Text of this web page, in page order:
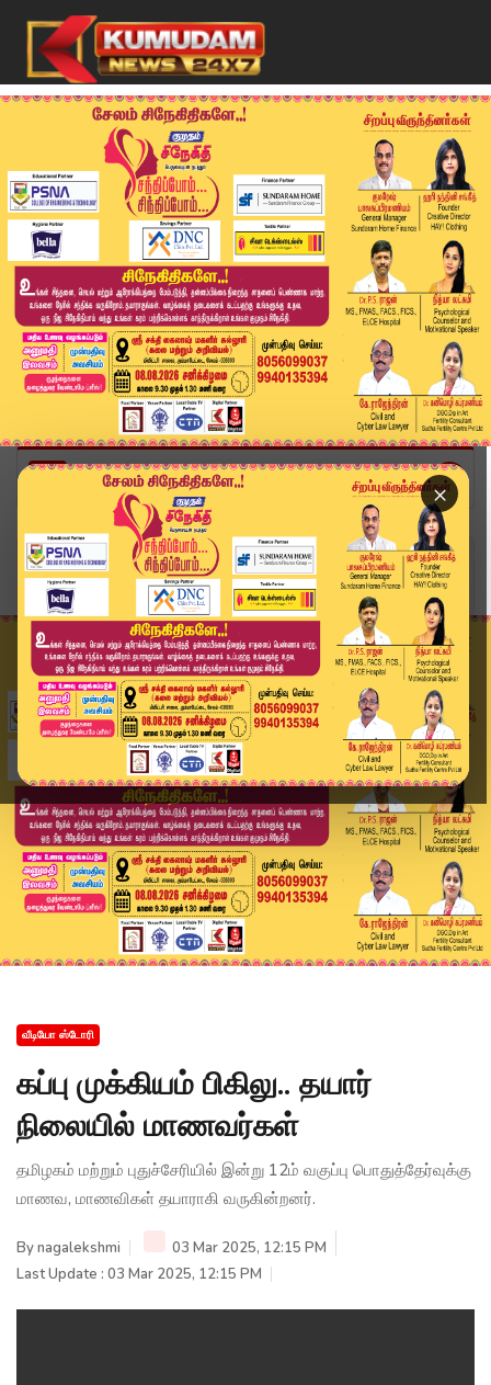
×
Home
வீடியோ ஸ்டோரி
கப்பு முக்கியம் பிகிலு.. தயார் நிலையில் மாணவர்கள்
வீடியோ ஸ்டோரி
கப்பு முக்கியம் பிகிலு.. தயார்
நிலையில் மாணவர்கள்
தமிழகம் மற்றும் புதுச்சேரியில் இன்று 12ம் வகுப்பு பொதுத்தேர்வுக்கு
மாணவ, மாணவிகள் தயாராகி வருகின்றனர்.
Bynagalekshmi
03 Mar 2025, 12:15 PM
Last Update : 03 Mar 2025, 12:15 PM